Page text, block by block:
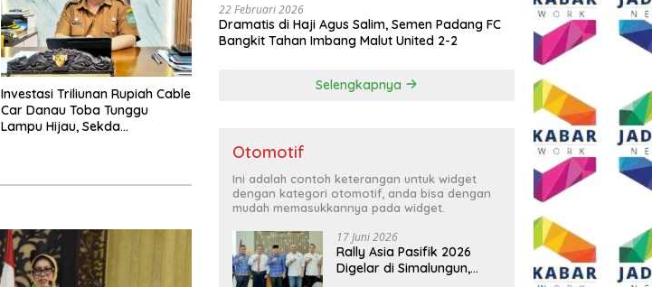
Investasi Triliunan Rupiah Cable
Car Danau Toba Tunggu
Lampu Hijau, Sekda
22 Februari 2026
Dramatis di Haji Agus Salim, Semen Padang FC
Bangkit Tahan Imbang Malut United 2-2
Selengkapnya
Otomotif
Ini adalah contoh keterangan untuk widget
dengan kategori otomotif, anda bisa dengan
mudah memasukkannya pada widget.
17 Juni 2026
Rally Asia Pasifik 2026
Digelar di Simalungun,